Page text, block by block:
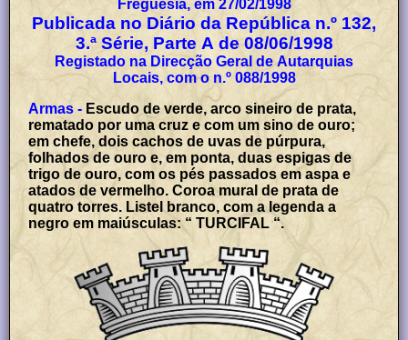
Freguesia, em 27/02/1998
Publicada no Diário da República n.º 132,
3.ª Série, Parte A de08/06/1998
Registado na Direcção Geral de Autarquias
Locais, com o n.º 088/1998
Armas - Escudo de verde, arco sineiro de prata,
rematado por uma cruz e com um sino de ouro;
em chefe, dois cachos de uvas de púrpura,
folhados de ouro e, em ponta, duas espigas de
trigo de ouro, com os pés passados em aspa e
atados de vermelho. Coroa mural de prata de
quatro torres. Listel branco, com a legenda a
negro em maiúsculas: “ TURCIFAL “.